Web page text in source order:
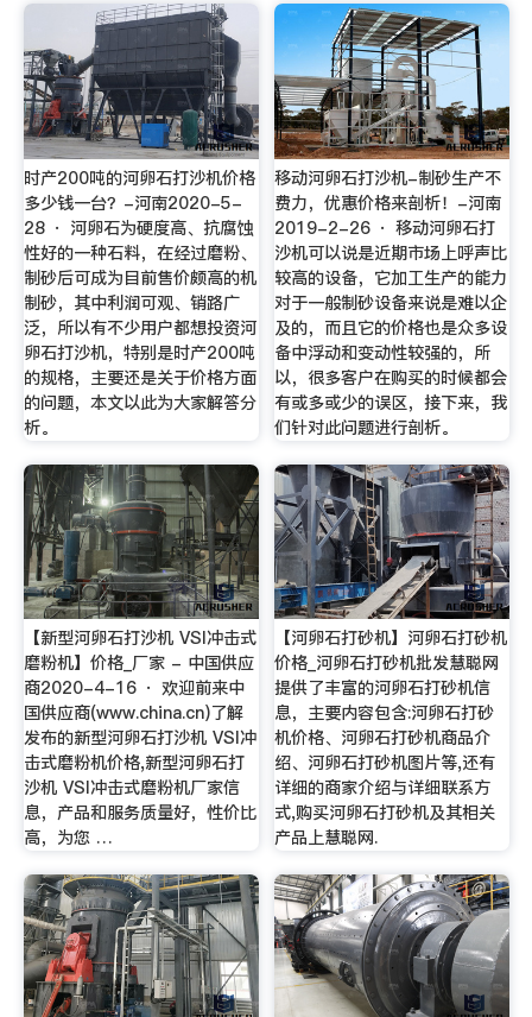
时产200吨的河卵石打沙机价格
多少钱一台？-河南2020-5-
28 · 河卵石为硬度高、抗腐蚀
性好的一种石料，在经过磨粉、
制砂后可成为目前售价颇高的机
制砂，其中利润可观、销路广
泛，所以有不少用户都想投资河
卵石打沙机，特别是时产200吨
的规格，主要还是关于价格方面
的问题，本文以此为大家解答分
析。
移动河卵石打沙机-制砂生产不
费力，优惠价格来剖析！-河南
2019-2-26 · 移动河卵石打
沙机可以说是近期市场上呼声比
较高的设备，它加工生产的能力
对于一般制砂设备来说是难以企
及的，而且它的价格也是众多设
备中浮动和变动性较强的，所
以，很多客户在购买的时候都会
有或多或少的误区，接下来，我
们针对此问题进行剖析。
【新型河卵石打沙机 VSI冲击式
磨粉机】价格_厂家 - 中国供应
商2020-4-16 · 欢迎前来中
国供应商(www.china.cn)了解
发布的新型河卵石打沙机 VSI冲
击式磨粉机价格,新型河卵石打
沙机 VSI冲击式磨粉机厂家信
息，产品和服务质量好，性价比
高，为您 …
【河卵石打砂机】河卵石打砂机
价格_河卵石打砂机批发慧聪网
提供了丰富的河卵石打砂机信
息，主要内容包含:河卵石打砂
机价格、河卵石打砂机商品介
绍、河卵石打砂机图片等,还有
详细的商家介绍与详细联系方
式,购买河卵石打砂机及其相关
产品上慧聪网.